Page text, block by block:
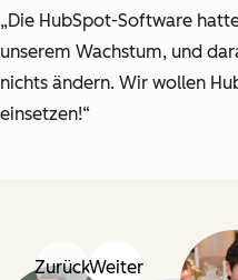
„Die HubSpot-Software
unserem Wachstum, und
nichts ändern. Wir wollen
einsetzen!“
ZurückWeiter